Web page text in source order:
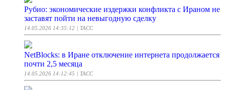
Рубио: экономические издержки конфликта с Ираном не
заставят пойти на невыгодную сделку
14.05.2026 14:35:12 | ТАСС
NetBlocks: в Иране отключение интернета продолжается
почти 2,5 месяца
14.05.2026 14:12:45 | ТАСС